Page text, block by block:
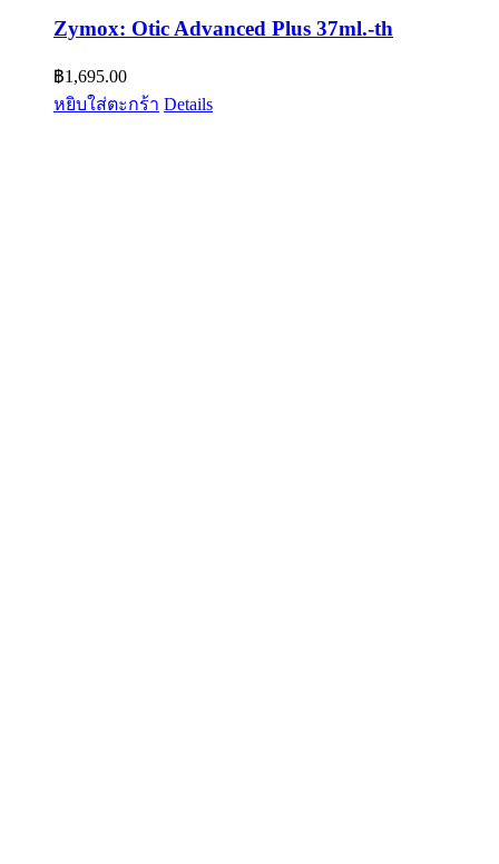
Zymox: Otic Advanced Plus 37ml.-th
฿1,695.00
หยิบใส่ตะกร้า Details